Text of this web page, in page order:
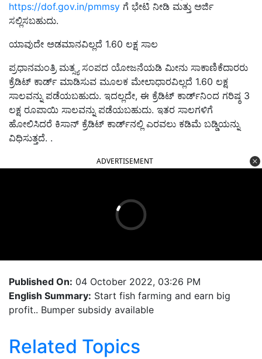
https://dof.gov.in/pmmsy ಗೆ ಭೇಟಿ ನೀಡಿ ಮತ್ತು ಅರ್ಜಿ
ಸಲ್ಲಿಸಬಹುದು.
ಯಾವುದೇ ಅಡಮಾನವಿಲ್ಲದೆ 1.60 ಲಕ್ಷ ಸಾಲ
ಪ್ರಧಾನಮಂತ್ರಿ ಮತ್ಸ್ಯ ಸಂಪದ ಯೋಜನೆಯಡಿ ಮೀನು ಸಾಕಾಣಿಕೆದಾರರು
ಕ್ರೆಡಿಟ್ ಕಾರ್ಡ್ ಮಾಡಿಸುವ ಮೂಲಕ ಮೇಲಾಧಾರವಿಲ್ಲದೆ 1.60 ಲಕ್ಷ
ಸಾಲವನ್ನು ಪಡೆಯಬಹುದು. ಇದಲ್ಲದೇ, ಈ ಕ್ರೆಡಿಟ್ ಕಾರ್ಡ್‌ನಿಂದ ಗರಿಷ್ಠ 3
ಲಕ್ಷ ರೂಪಾಯಿ ಸಾಲವನ್ನು ಪಡೆಯಬಹುದು. ಇತರ ಸಾಲಗಳಿಗೆ
ಹೋಲಿಸಿದರೆ ಕಿಸಾನ್ ಕ್ರೆಡಿಟ್ ಕಾರ್ಡ್‌ನಲ್ಲಿ ಎರವಲು ಕಡಿಮೆ ಬಡ್ಡಿಯನ್ನು
ವಿಧಿಸುತ್ತದೆ. .
ADVERTISEMENT
Published On: 04 October 2022, 03:26 PM
English Summary: Start fish farming and earn big
profit.. Bumper subsidy available
Related Topics